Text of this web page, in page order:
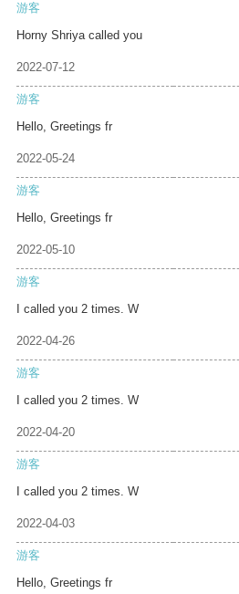
游客
Horny Shriya called you
2022-07-12
游客
Hello, Greetings fr
2022-05-24
游客
Hello, Greetings fr
2022-05-10
游客
I called you 2 times. W
2022-04-26
游客
I called you 2 times. W
2022-04-20
游客
I called you 2 times. W
2022-04-03
游客
Hello, Greetings fr